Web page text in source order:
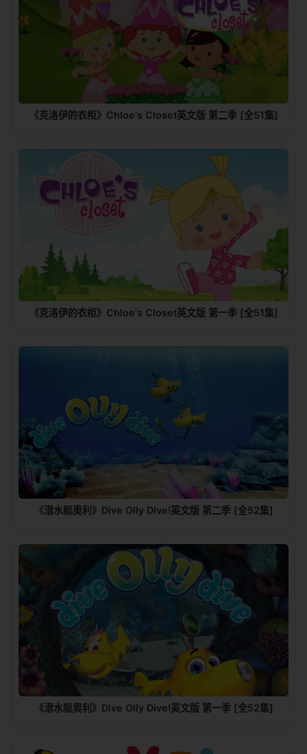
《克洛伊的衣柜》Chloe's Closet英文版 第二季 [全51集]
《克洛伊的衣柜》Chloe's Closet英文版 第一季 [全51集]
《潜水艇奥利》Dive Olly Dive!英文版 第二季 [全52集]
《潜水艇奥利》Dive Olly Dive!英文版 第一季 [全52集]